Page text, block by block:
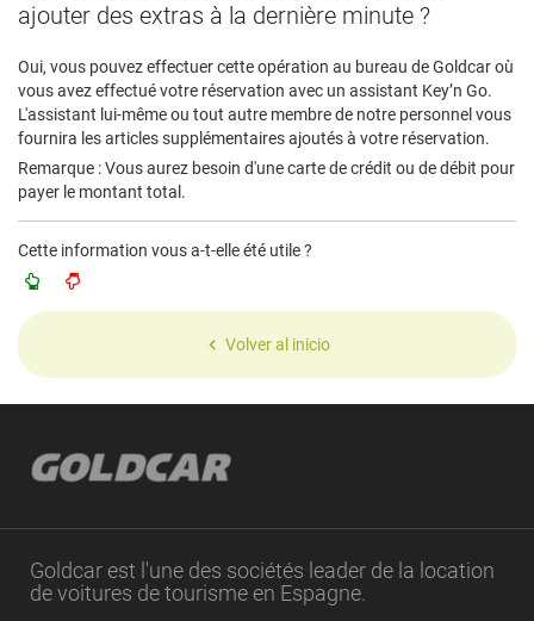
ajouter des extras à la dernière minute ?
Oui, vous pouvez effectuer cette opération au bureau de Goldcar où
vous avez effectué votre réservation avec un assistant Key’n Go.
L'assistant lui-même ou tout autre membre de notre personnel vous
fournira les articles supplémentaires ajoutés à votre réservation.
Remarque : Vous aurez besoin d'une carte de crédit ou de débit pour
payer le montant total.
Cette information vous a-t-elle été utile ?
Volver al inicio
Goldcar est l'une des sociétés leader de la location
de voitures de tourisme en Espagne.